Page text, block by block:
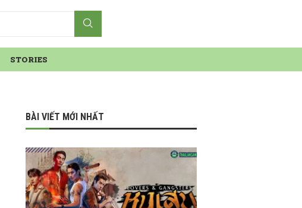
STORIES
BÀI VIẾT MỚI NHẤT